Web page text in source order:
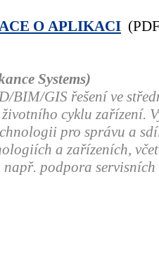
O APLIKACI
Systems)
BIM/GIS řešení ve
cyklu zařízení.
pro správu a
a zařízeních,
podpora